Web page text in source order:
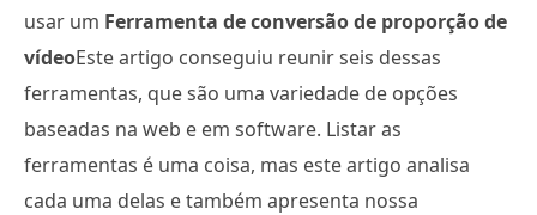
usar um Ferramenta de conversão de proporção de
vídeoEste artigo conseguiu reunir seis dessas
ferramentas, que são uma variedade de opções
baseadas na web e em software. Listar as
ferramentas é uma coisa, mas este artigo analisa
cada uma delas e também apresenta nossa